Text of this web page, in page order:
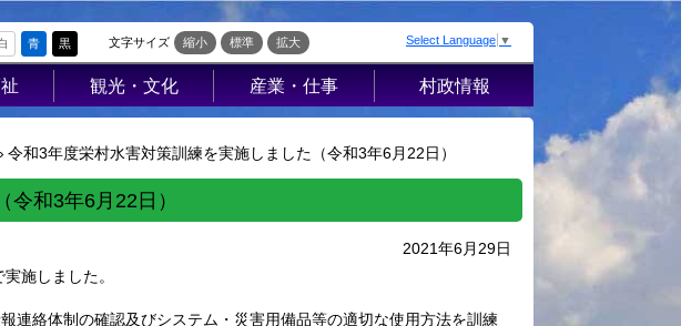
青 黒 文字サイズ 縮小 標準 拡大 Select Language ▼
観光・文化
観光
レジャー
ジオパーク
物産PR
産業・仕事
届出・証明・法
令・規制
入札・契約
村政情報
村の概要
組織案内
› 令和3年度栄村水害対策訓練を実施しました（令和3年6月22日）
和3年6月22日）
2021年6月29日
施しました。
連絡体制の確認及びシステム・災害用備品等の適切な使用方法を訓練